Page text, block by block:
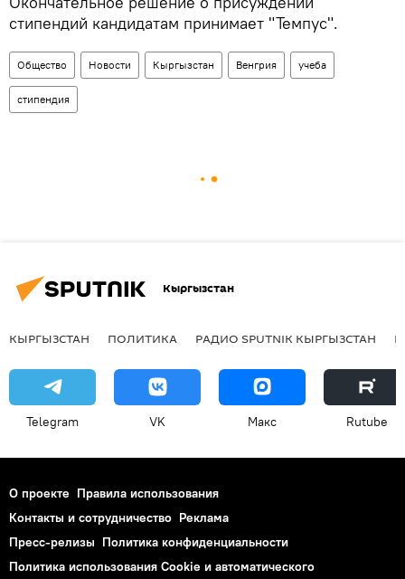
стипендий кандидатам принимает "Темпус".
Общество Новости Кыргызстан Венгрия учеба
стипендия
Кыргызстан
КЫРГЫЗСТАН ПОЛИТИКА РАДИО SPUTNIK КЫРГЫЗСТАН
Telegram VK Макс Rutube
О проекте Правила использования
Контакты и сотрудничество Реклама
Пресс-релизы Политика конфиденциальности
Политика использования Cookie и автоматического